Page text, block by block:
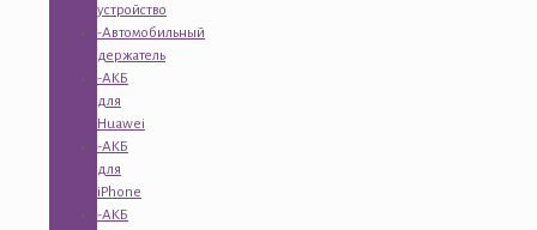
устройство
-Автомобильный
держатель
-АКБ
для
Huawei
-АКБ
для
iPhone
-АКБ